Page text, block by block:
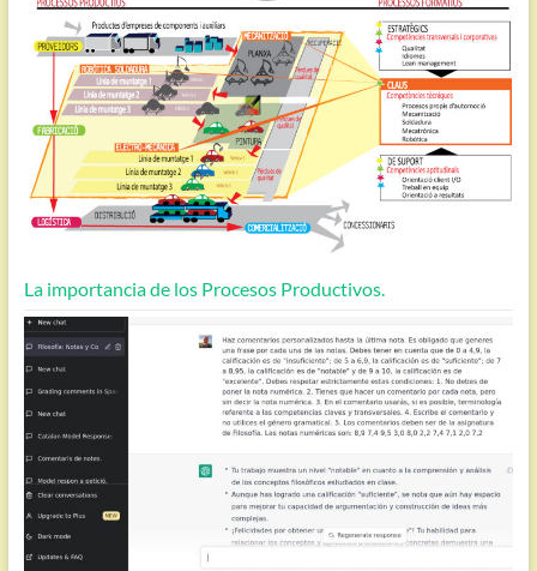
La importancia de los Procesos Productivos.